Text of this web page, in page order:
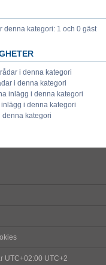
denna kategori: 1 och 0 gäst
i denna kategori
i denna kategori
inlägg i denna kategori
i denna kategori
denna kategori
UTC+02:00 UTC+2